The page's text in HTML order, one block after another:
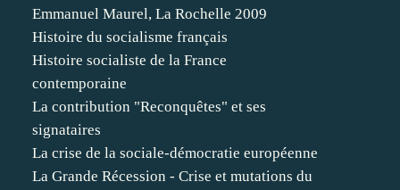
Emmanuel Maurel, La Rochelle 2009
Histoire du socialisme français
Histoire socialiste de la France
contemporaine
La contribution "Reconquêtes" et ses
signataires
La crise de la sociale-démocratie européenne
La Grande Récession - Crise et mutations du